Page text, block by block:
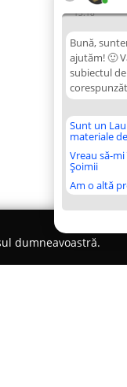
13:18
Bună,
ajutăm! 🙂
subiectul
Sunt un
materiale
Vreau să-
Șoimii
Am o altă
dumneavoastră.